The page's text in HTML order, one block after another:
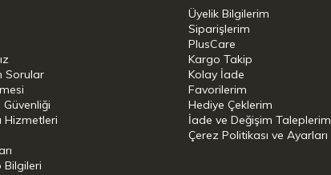
hızları da ayarlayabilir.
kontrolü.
Hamur Sıyırma ve Hamur Karıştırma
Sorular
Güvenliği
Hizmetleri
Bilgileri
Üyelik Bilgilerim
Siparişlerim
PlusCare
Kargo Takip
Kolay İade
Favorilerim
Hediye Çeklerim
İade ve Değişim Taleplerim
Çerez Politikası ve Ayarları